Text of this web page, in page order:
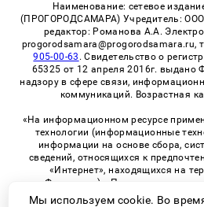
Наименование: сетевое издание
(ПРОГОРОДСАМАРА) Учредитель: ООО
редактор: Романова А.А.
progorodsamara@progorodsamara.ru,
905-00-63 . Свидетельство о
65325 от 12 апреля 2016г. выдано
надзору в сфере связи,
коммуникаций. Возрастная
«На информационном ресурсе
технологии (информационные
информации на основе сбора,
сведений, относящихся к
«Интернет», находящихся на
Федерации)». Правила
технологий в виджетах рекламно-
Мы используем cookie. Во